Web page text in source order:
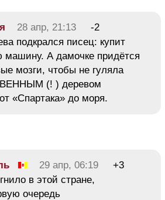
28 апр, 21:13
-2
подкрался писец: купит
машину. А дамочке придётся
мозги, чтобы не гуляла
(! ) деревом
«Спартака» до моря.
29 апр, 06:19
+3
в этой стране,
очередь